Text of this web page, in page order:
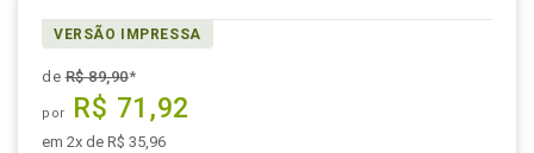
VERSÃO IMPRESSA
deR$ 89,90*
por R$ 71,92
em 2x de R$ 35,96